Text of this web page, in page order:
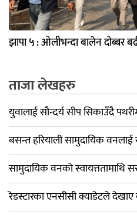
झापा ५ : ओलीभन्दा बालेन दोब्बर
ताजा लेखहरु
युवालाई सौन्दर्य सीप सिकाउँदै
बसन्त हरियाली सामुदायिक वनलाई
सामुदायिक वनको स्वायत्ततामाथि
रेडस्टारका एनसीसी क्याडेटले